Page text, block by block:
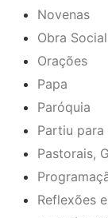
Novenas
Obra
Orações
Papa
Paróquia
Partiu para
Pastorais,
Reflexões